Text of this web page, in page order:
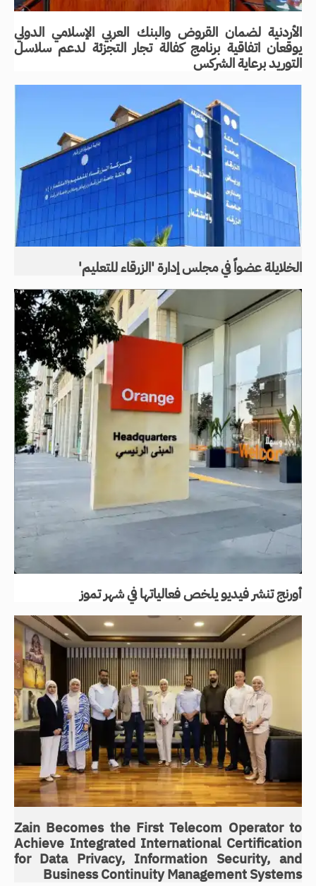
الأردنية لضمان القروض والبنك العربي الإسلامي الدولي
يوقعان اتفاقية برنامج كفالة تجار التجزئة لدعم سلاسل
التوريد برعاية الشركس
الخلايلة عضواً في مجلس إدارة 'الزرقاء للتعليم'
أورنج تنشر فيديو يلخص فعالياتها في شهر تموز
Zain Becomes the First Telecom Operator to
Achieve Integrated International Certification
for Data Privacy, Information Security, and
Business Continuity Management Systems